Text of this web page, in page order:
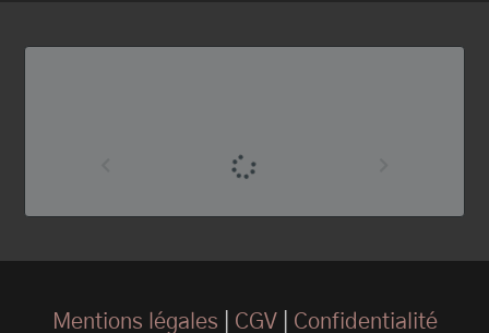
Mentions légales CGV Confidentialité